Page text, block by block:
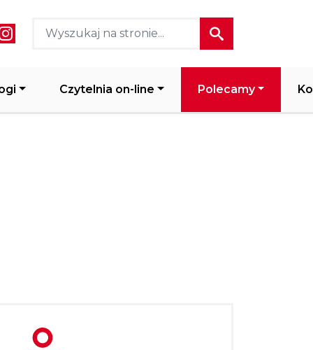
media header
Czytelnia on-line Polecamy